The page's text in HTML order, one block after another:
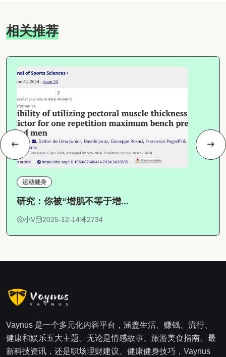
相关推荐
运动健身
研究：你被“增肌不等于增...
小V 2025-12-14 2734
Vaynus 是一个多元化内容平台，涵盖生活、赚钱、流行、
健康和娱乐五大主题。无论是情感故事、旅游美食指南、最
新科技资讯，还是职场理财建议、健康健身技巧，Vaynus